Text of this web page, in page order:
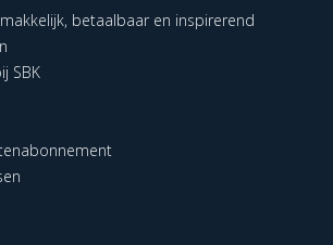
betaalbaar en inspirerend
SBK